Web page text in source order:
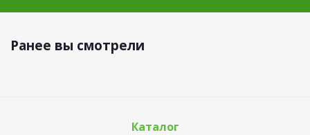
Ранее вы смотрели
Каталог